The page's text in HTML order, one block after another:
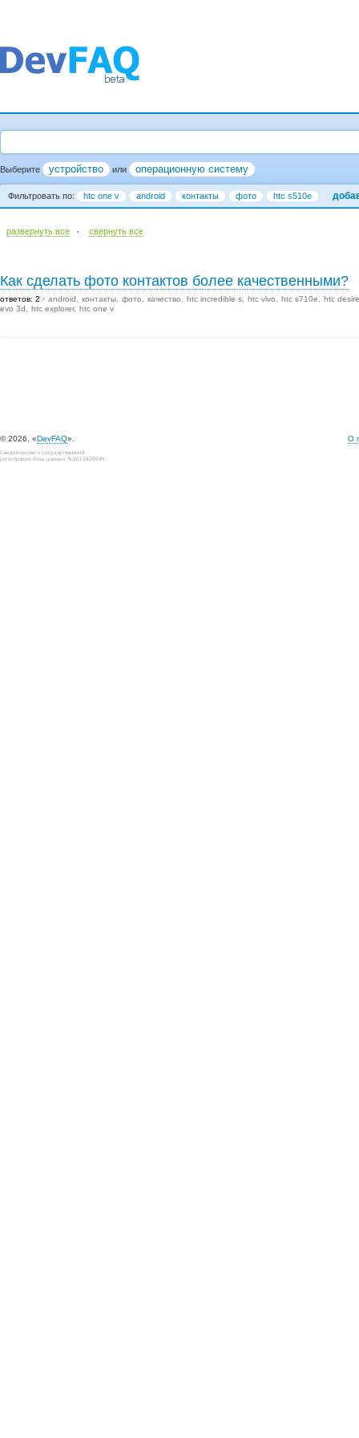
Выберите устройство или операционную систему
Фильтровать по: htc one v android контакты фото htc s510e
развернуть все · cвернуть все
Как сделать фото контактов более качественными?
ответов: 2 android контакты фото качество htc incredible s htc vivo htc s710e
htc
evo 3d
htc explorer htc one v
© 2026, «DevFAQ». О
Свидетельство о государственной
регистрации базы данных №2012620649.